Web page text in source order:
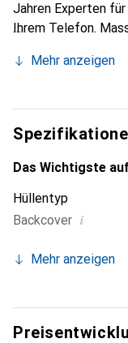
Jahren Experten
Ihrem Telefon.
und integralen
Noreve eine
Kundschaft.
Mehr anzeigen
Das Wichtigste
Hüllentyp
Backcover i
Mehr anzeigen